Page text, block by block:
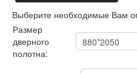
Лабиринт Дверь
заказ
Лабиринт
Лабиринт
Лабиринт
Выберите необходимые Вам
Размер
дверного
полотна: